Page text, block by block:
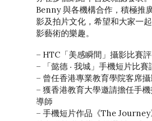
Benny 與各機構合作，積極推
影及拍片文化，希望和大家一
影藝術的樂趣。
– HTC「美感瞬間」攝影比賽
– 「懿德 ‧ 我城」手機短片比賽
– 曾任香港專業教育學院客席
– 獲香港教育大學邀請擔任手
導師
– 手機短片作品《The Journey